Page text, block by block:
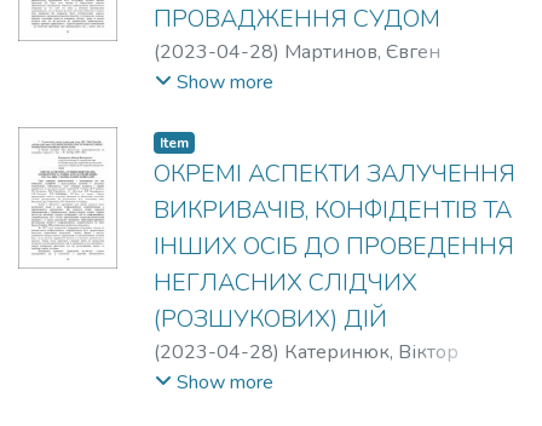
ПРОВАДЖЕННЯ СУДОМ
(2023-04-28) Мартинов, Євген
Олександрович
Show more
Item
ОКРЕМІ АСПЕКТИ ЗАЛУЧЕННЯ
ВИКРИВАЧІВ, КОНФІДЕНТІВ ТА
ІНШИХ ОСІБ ДО ПРОВЕДЕННЯ
НЕГЛАСНИХ СЛІДЧИХ
(РОЗШУКОВИХ) ДІЙ
(2023-04-28) Катеринюк, Віктор
Вікторович
Show more